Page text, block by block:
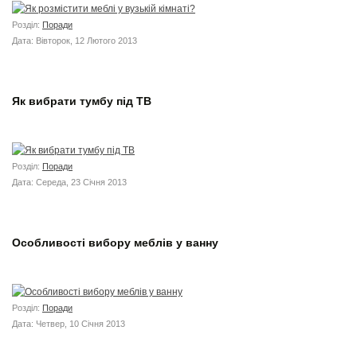
Розділ: Поради
Дата: Вівторок, 12 Лютого 2013
Як вибрати тумбу під ТВ
Розділ: Поради
Дата: Середа, 23 Січня 2013
Особливості вибору меблів у ванну
Розділ: Поради
Дата: Четвер, 10 Січня 2013